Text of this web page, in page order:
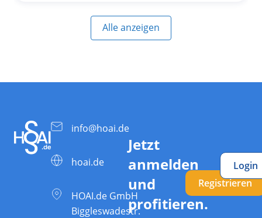
Alle anzeigen
info@hoai.de
hoai.de
HOAI.de GmbH
Biggleswadestr.
Jetzt
anmelden
und
profitieren.
Registrieren
Login